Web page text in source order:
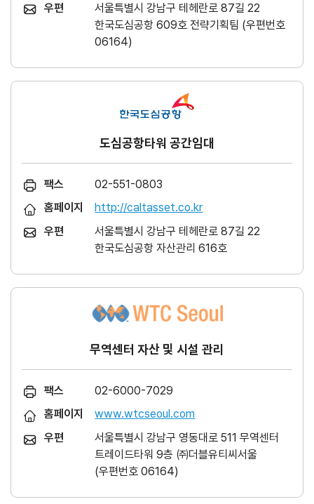
우편
서울특별시 강남구 테헤란로 87길 22
한국도심공항 609호 전략기획팀 (우편번호
06164)
도심공항타워 공간임대
팩스
02-551-0803
홈페이지
http://caltasset.co.kr
우편
서울특별시 강남구 테헤란로 87길 22
한국도심공항 자산관리 616호
무역센터 자산 및 시설 관리
팩스
02-6000-7029
홈페이지
www.wtcseoul.com
우편
서울특별시 강남구 영동대로 511 무역센터
트레이드타워 9층 ㈜더블유티씨서울
(우편번호 06164)